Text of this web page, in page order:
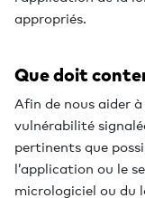
appropriés.
Que doit
Afin de nous aider
vulnérabilité
pertinents que
l’application ou le
micrologiciel ou du